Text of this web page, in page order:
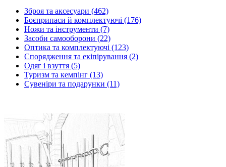
Зброя та аксесуари (462)
Боєприпаси й комплектуючі (176)
Ножи та інструменти (7)
Засоби самооборони (22)
Оптика та комплектуючі (123)
Спорядження та екіпірування (2)
Одяг і взуття (5)
Туризм та кемпінг (13)
Сувеніри та подарунки (11)